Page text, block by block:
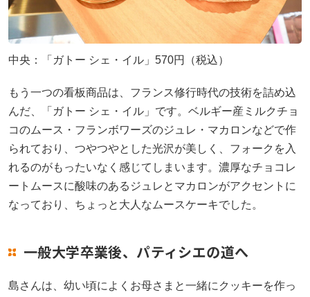
中央：「ガトー シェ・イル」570円（税込）
もう一つの看板商品は、フランス修行時代の技術を詰め込
んだ、「ガトー シェ・イル」です。ベルギー産ミルクチョ
コのムース・フランボワーズのジュレ・マカロンなどで作
られており、つやつやとした光沢が美しく、フォークを入
れるのがもったいなく感じてしまいます。濃厚なチョコレ
ートムースに酸味のあるジュレとマカロンがアクセントに
なっており、ちょっと大人なムースケーキでした。
一般大学卒業後、パティシエの道へ
島さんは、幼い頃によくお母さまと一緒にクッキーを作っ